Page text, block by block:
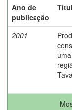
Ano de
publicação
2001